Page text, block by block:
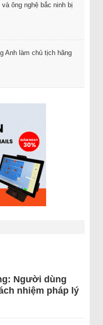
ông nghệ bắc ninh bị
Anh làm chủ tịch hãng
Người dùng
nhiệm pháp lý